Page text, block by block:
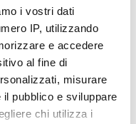
i vostri dati
IP, utilizzando
e accedere
al fine di
misurare
pubblico e sviluppare
chi utilizza i